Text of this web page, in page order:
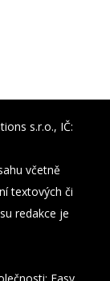
s.r.o., IČ:
včetně
textových či
redakce je